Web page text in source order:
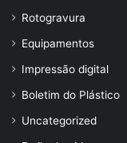
Rotogravura
Equipamentos
Impressão digital
Boletim do Plástico
Uncategorized